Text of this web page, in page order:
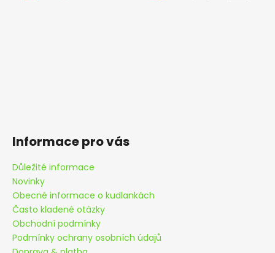
Informace pro vás
Důležité informace
Novinky
Obecné informace o kudlankách
Často kladené otázky
Obchodní podmínky
Podmínky ochrany osobních údajů